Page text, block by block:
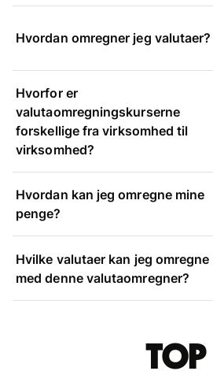
Hvordan omregner jeg valutaer?
Hvorfor er
valutaomregningskurserne
forskellige fra virksomhed til
virksomhed?
Hvordan kan jeg omregne mine
penge?
Hvilke valutaer kan jeg omregne
med denne valutaomregner?
Top